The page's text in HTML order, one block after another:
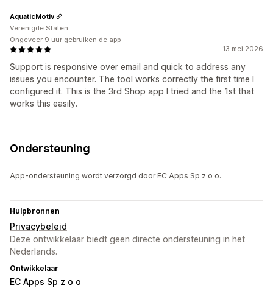
13 mei 2026
Support is responsive over email and quick to address any
issues you encounter. The tool works correctly the first time I
configured it. This is the 3rd Shop app I tried and the 1st that
works this easily.
AquaticMotiv
Verenigde Staten
Ongeveer 9 uur gebruiken de app
Ondersteuning
App-ondersteuning wordt verzorgd door EC Apps Sp z o o.
Hulpbronnen
Privacybeleid
Deze ontwikkelaar biedt geen directe ondersteuning in het
Nederlands.
Ontwikkelaar
EC Apps Sp z o o